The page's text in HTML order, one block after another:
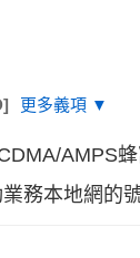
更多義項 ▼
AMPS
務本地網的